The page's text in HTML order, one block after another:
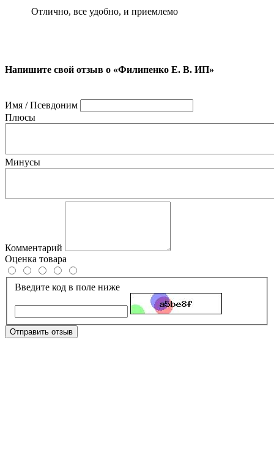
Отлично, все удобно, и приемлемо
Напишите свой отзыв о «Филипенко Е. В. ИП»
Имя / Псевдоним
Плюсы
Минусы
Комментарий
Оценка товара
Введите код в поле ниже
Отправить отзыв